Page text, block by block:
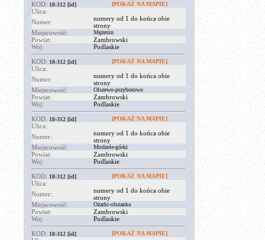
KOD: 18-312 [id] [POKAŻ NA MAPIE]
Ulica:
Numer:
numery od 1 do końca obie
strony
Miejscowość:
Mężenin
Powiat:
Zambrowski
Woj:
Podlaskie
KOD: 18-312 [id] [POKAŻ NA MAPIE]
Ulica:
Numer:
numery od 1 do końca obie
strony
Miejscowość:
Olszewo-przyborowo
Powiat:
Zambrowski
Woj:
Podlaskie
KOD: 18-312 [id] [POKAŻ NA MAPIE]
Ulica:
Numer:
numery od 1 do końca obie
strony
Miejscowość:
Modzele-górki
Powiat:
Zambrowski
Woj:
Podlaskie
KOD: 18-312 [id] [POKAŻ NA MAPIE]
Ulica:
Numer:
numery od 1 do końca obie
strony
Miejscowość:
Ożarki-olszanka
Powiat:
Zambrowski
Woj:
Podlaskie
KOD: 18-312 [id] [POKAŻ NA MAPIE]